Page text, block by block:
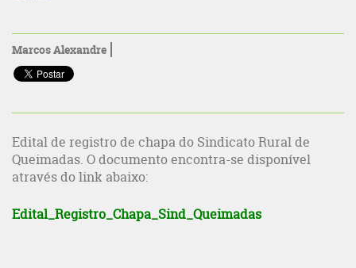
Marcos Alexandre
Edital de registro de chapa do Sindicato Rural de
Queimadas. O documento encontra-se disponível
através do link abaixo:
Edital_Registro_Chapa_Sind_Queimadas